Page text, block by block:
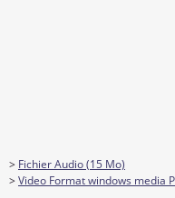
> Fichier Audio (15 Mo)
>Video Format windows media